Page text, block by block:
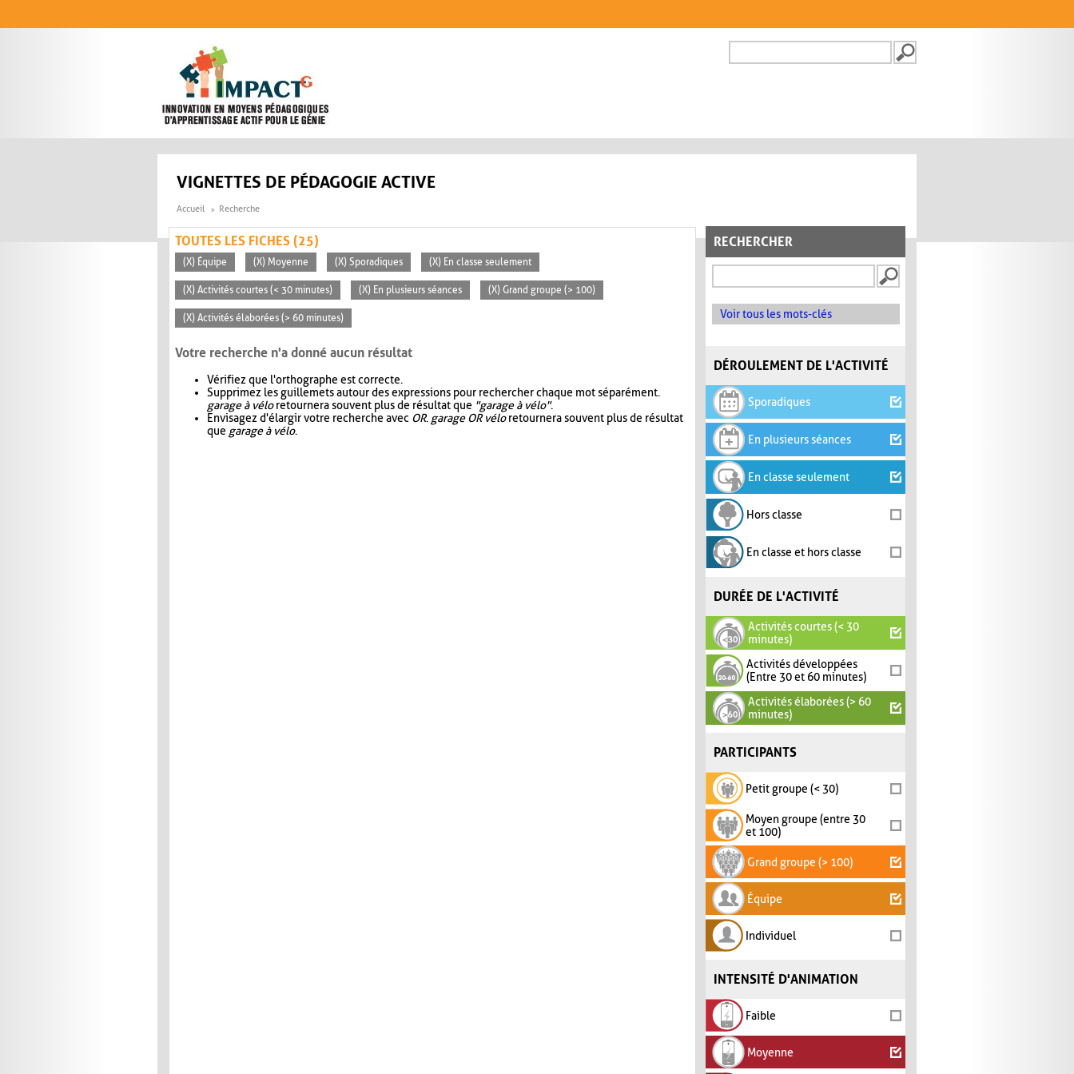
FORMULAIRE DE
VIGNETTES DE PÉDAGOGIE ACTIVE
Accueil Recherche
RECHERCHER
Voir tous les mots-clés
DÉROULEMENT DE L'ACTIVITÉ
Sporadiques
En plusieurs séances
En classe seulement
Hors classe
En classe et hors classe
DURÉE DE L'ACTIVITÉ
Activités courtes (< 30
minutes)
Activités développées
(Entre 30 et 60 minutes)
Activités élaborées (> 60
minutes)
PARTICIPANTS
Petit groupe (< 30)
Moyen groupe (entre 30
et 100)
Grand groupe (> 100)
Équipe
Individuel
INTENSITÉ D'ANIMATION
Faible
Moyenne
TOUTES LES FICHES (25)
(X) Équipe (X) Moyenne (X) Sporadiques (X) En classe seulement
(X) Activités courtes (< 30 minutes) (X) En plusieurs séances (X) Grand groupe (> 100)
(X) Activités élaborées (> 60 minutes)
Votre recherche n'a donné aucun résultat
Vérifiez que l'orthographe est correcte.
Supprimez les guillemets autour des expressions pour rechercher chaque mot séparément.
garage à véloretournera souvent plus de résultat que "garage à vélo".
Envisagez d'élargir votre recherche avec OR. garage OR véloretournera souvent plus de résultat
que garage à vélo.